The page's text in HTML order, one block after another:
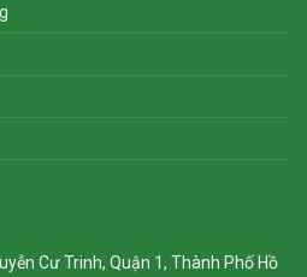
Cư Trinh, Quận 1, Thành Phố Hồ